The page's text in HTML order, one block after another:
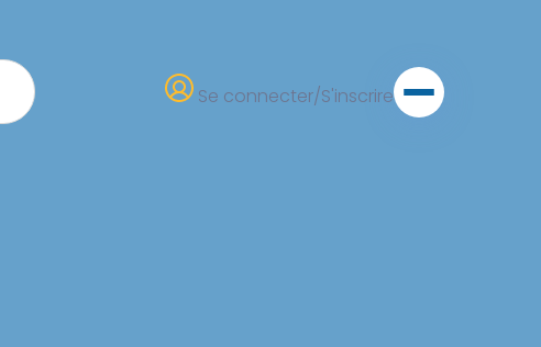
Se connecter/S'inscrire